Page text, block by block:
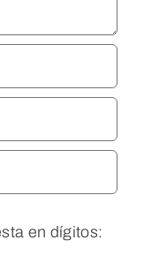
en dígitos: